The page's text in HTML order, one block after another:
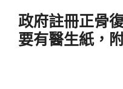
政府註冊正骨
要有醫生紙，